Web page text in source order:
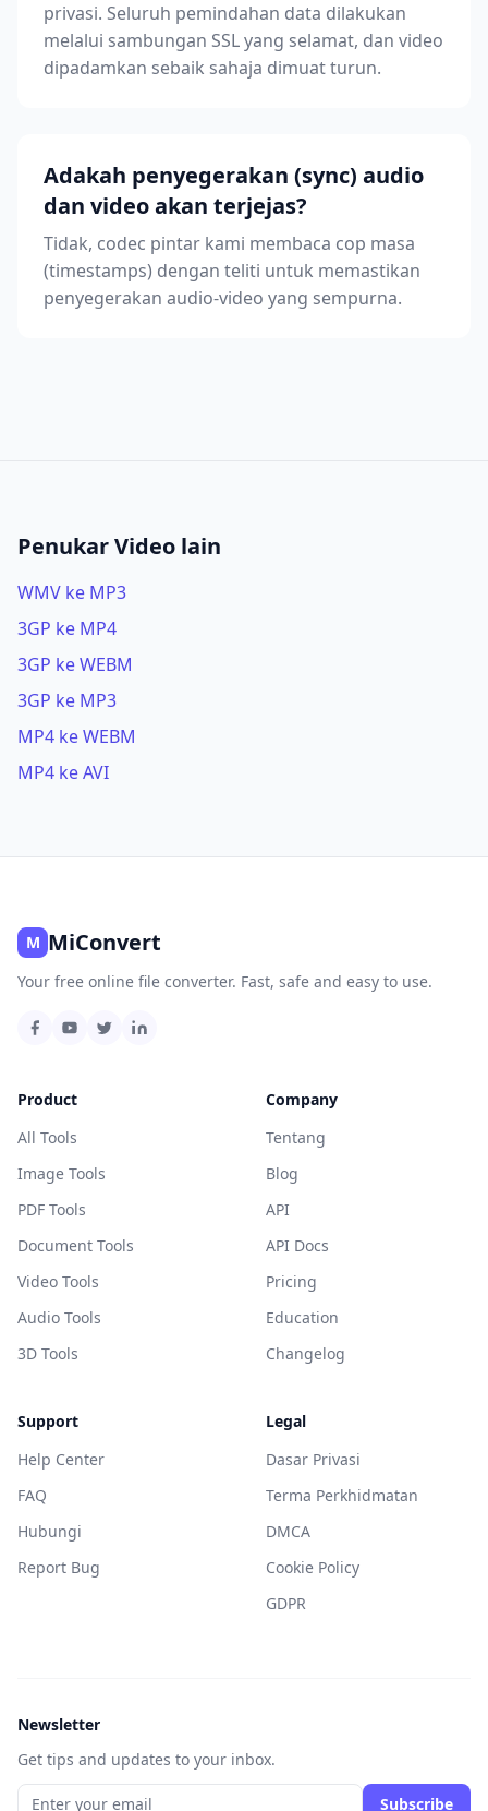
privasi. Seluruh pemindahan data dilakukan
melalui sambungan SSL yang selamat, dan video
dipadamkan sebaik sahaja dimuat turun.
Adakah penyegerakan (sync) audio
dan video akan terjejas?
Tidak, codec pintar kami membaca cop masa
(timestamps) dengan teliti untuk memastikan
penyegerakan audio-video yang sempurna.
Penukar Video lain
WMV ke MP3
3GP ke MP4
3GP ke WEBM
3GP ke MP3
MP4 ke WEBM
MP4 ke AVI
M MiConvert
Your free online file converter. Fast, safe and easy to use.
Product
All Tools
Image Tools
PDF Tools
Document Tools
Video Tools
Audio Tools
3D Tools
Company
Tentang
Blog
API
API Docs
Pricing
Education
Changelog
Support
Help Center
FAQ
Hubungi
Report Bug
Legal
Dasar Privasi
Terma Perkhidmatan
DMCA
Cookie Policy
GDPR
Newsletter
Get tips and updates to your inbox.
Subscribe